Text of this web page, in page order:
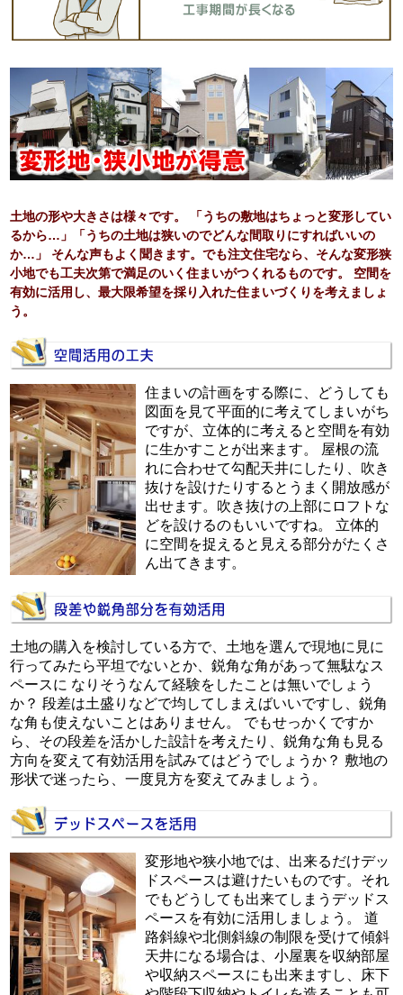
土地の形や大きさは様々です。 「うちの敷地はちょっと変形してい
るから…」「うちの土地は狭いのでどんな間取りにすればいいの
か…」 そんな声もよく聞きます。でも注文住宅なら、そんな変形狭
小地でも工夫次第で満足のいく住まいがつくれるものです。 空間を
有効に活用し、最大限希望を採り入れた住まいづくりを考えましょ
う。
住まいの計画をする際に、どうしても
図面を見て平面的に考えてしまいがち
ですが、立体的に考えると空間を有効
に生かすことが出来ます。 屋根の流
れに合わせて勾配天井にしたり、吹き
抜けを設けたりするとうまく開放感が
出せます。吹き抜けの上部にロフトな
どを設けるのもいいですね。 立体的
に空間を捉えると見える部分がたくさ
ん出てきます。
土地の購入を検討している方で、土地を選んで現地に見に
行ってみたら平坦でないとか、鋭角な角があって無駄なス
ペースに なりそうなんて経験をしたことは無いでしょう
か？ 段差は土盛りなどで均してしまえばいいですし、鋭角
な角も使えないことはありません。 でもせっかくですか
ら、その段差を活かした設計を考えたり、鋭角な角も見る
方向を変えて有効活用を試みてはどうでしょうか？ 敷地の
形状で迷ったら、一度見方を変えてみましょう。
変形地や狭小地では、出来るだけデッ
ドスペースは避けたいものです。それ
でもどうしても出来てしまうデッドス
ペースを有効に活用しましょう。 道
路斜線や北側斜線の制限を受けて傾斜
天井になる場合は、小屋裏を収納部屋
や収納スペースにも出来ますし、床下